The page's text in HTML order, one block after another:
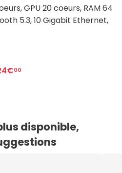
GPU 20 coeurs, RAM 64
5.3, 10 Gigabit Ethernet,
00
disponible,